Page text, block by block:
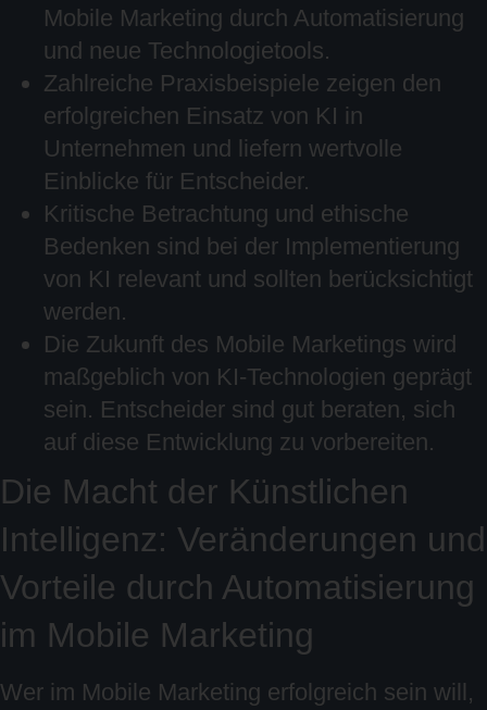
Mobile Marketing durch Automatisierung
und neue Technologietools.
Zahlreiche Praxisbeispiele zeigen den
erfolgreichen Einsatz von KI in
Unternehmen und liefern wertvolle
Einblicke für Entscheider.
Kritische Betrachtung und ethische
Bedenken sind bei der Implementierung
von KI relevant und sollten berücksichtigt
werden.
Die Zukunft des Mobile Marketings wird
maßgeblich von KI-Technologien geprägt
sein. Entscheider sind gut beraten, sich
auf diese Entwicklung zu vorbereiten.
Die Macht der Künstlichen
Intelligenz: Veränderungen und
Vorteile durch Automatisierung
im Mobile Marketing
Wer im Mobile Marketing erfolgreich sein will,